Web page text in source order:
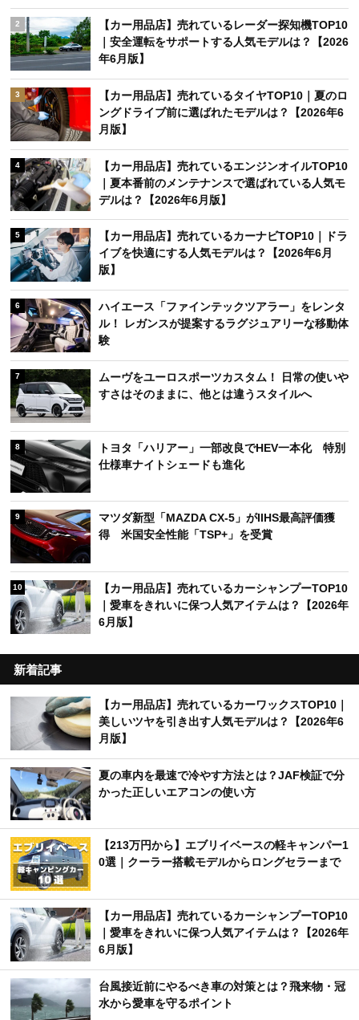
2
【カー用品店】売れているレーダー探知機TOP10
｜安全運転をサポートする人気モデルは？【2026
年6月版】
3
【カー用品店】売れているタイヤTOP10｜夏のロ
ングドライブ前に選ばれたモデルは？【2026年6
月版】
4
【カー用品店】売れているエンジンオイルTOP10
｜夏本番前のメンテナンスで選ばれている人気モ
デルは？【2026年6月版】
5
【カー用品店】売れているカーナビTOP10｜ドラ
イブを快適にする人気モデルは？【2026年6月
版】
6
ハイエース「ファインテックツアラー」をレンタ
ル！ レガンスが提案するラグジュアリーな移動体
験
7
ムーヴをユーロスポーツカスタム！ 日常の使いや
すさはそのままに、他とは違うスタイルへ
8
トヨタ「ハリアー」一部改良でHEV一本化 特別
仕様車ナイトシェードも進化
9
マツダ新型「MAZDA CX-5」がIIHS最高評価獲
得 米国安全性能「TSP+」を受賞
10
【カー用品店】売れているカーシャンプーTOP10
｜愛車をきれいに保つ人気アイテムは？【2026年
6月版】
新着記事
【カー用品店】売れているカーワックスTOP10｜
美しいツヤを引き出す人気モデルは？【2026年6
月版】
夏の車内を最速で冷やす方法とは？JAF検証で分
かった正しいエアコンの使い方
【213万円から】エブリイベースの軽キャンパー1
0選｜クーラー搭載モデルからロングセラーまで
【カー用品店】売れているカーシャンプーTOP10
｜愛車をきれいに保つ人気アイテムは？【2026年
6月版】
台風接近前にやるべき車の対策とは？飛来物・冠
水から愛車を守るポイント